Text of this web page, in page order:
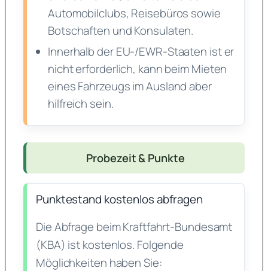
Automobilclubs, Reisebüros sowie
Botschaften und Konsulaten.
Innerhalb der EU-/EWR-Staaten ist er
nicht erforderlich, kann beim Mieten
eines Fahrzeugs im Ausland aber
hilfreich sein.
Probezeit & Punkte
Punktestand kostenlos abfragen
Die Abfrage beim Kraftfahrt-Bundesamt
(KBA) ist kostenlos. Folgende
Möglichkeiten haben Sie: